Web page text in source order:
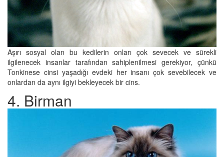
Aşırı sosyal olan bu kedilerin onları çok sevecek ve sürekli
ilgilenecek insanlar tarafından sahiplenilmesi gerekiyor, çünkü
Tonkinese cinsi yaşadığı evdeki her insanı çok sevebilecek ve
onlardan da aynı ilgiyi bekleyecek bir cins.
4. Birman